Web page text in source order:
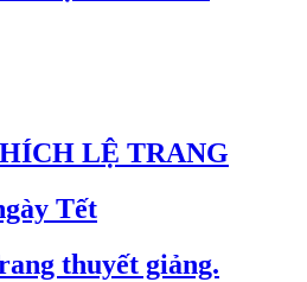
LỆ TRANG
Tết
thuyết giảng.